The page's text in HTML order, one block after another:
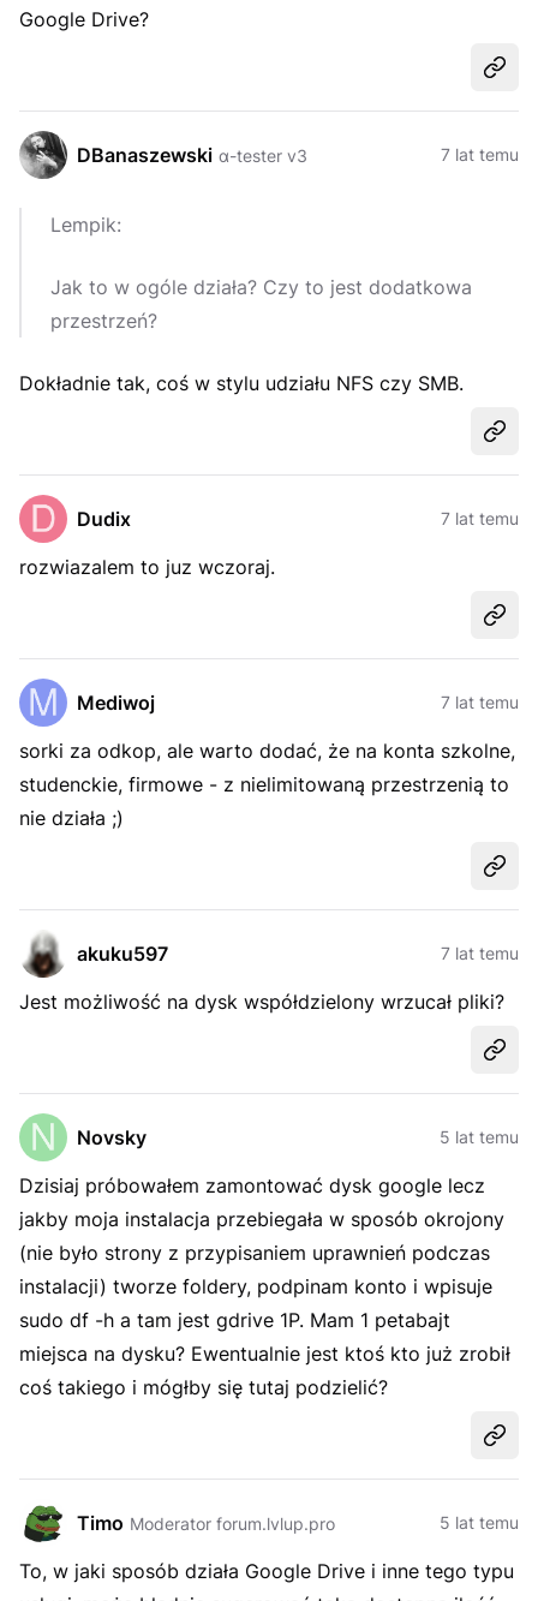
Google Drive?
DBanaszewski α-tester v3 7 lat temu
Lempik:
Jak to w ogóle działa? Czy to jest dodatkowa
przestrzeń?
Dokładnie tak, coś w stylu udziału NFS czy SMB.
Dudix 7 lat temu
rozwiazalem to juz wczoraj.
Mediwoj 7 lat temu
sorki za odkop, ale warto dodać, że na konta szkolne,
studenckie, firmowe - z nielimitowaną przestrzenią to
nie działa ;)
akuku597 7 lat temu
Jest możliwość na dysk współdzielony wrzucał pliki?
Novsky 5 lat temu
Dzisiaj próbowałem zamontować dysk google lecz
jakby moja instalacja przebiegała w sposób okrojony
(nie było strony z przypisaniem uprawnień podczas
instalacji) tworze foldery, podpinam konto i wpisuje
sudo df -h a tam jest gdrive 1P. Mam 1 petabajt
miejsca na dysku? Ewentualnie jest ktoś kto już zrobił
coś takiego i mógłby się tutaj podzielić?
Timo Moderator forum.lvlup.pro 5 lat temu
To, w jaki sposób działa Google Drive i inne tego typu